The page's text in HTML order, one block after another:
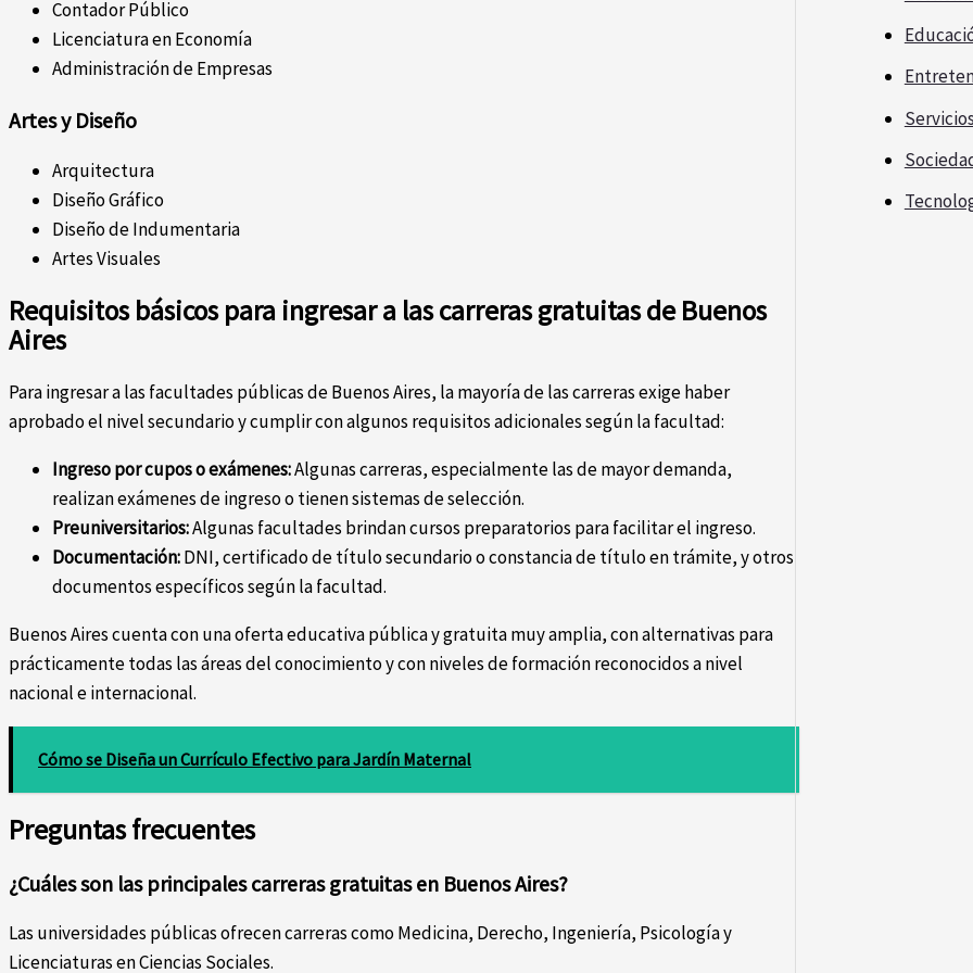
Contador Público
Licenciatura en Economía
Administración de Empresas
Artes y Diseño
Arquitectura
Diseño Gráfico
Diseño de Indumentaria
Artes Visuales
Requisitos básicos para ingresar a las carreras gratuitas de Buenos
Aires
Para ingresar a las facultades públicas de Buenos Aires, la mayoría de las carreras exige haber
aprobado el nivel secundario y cumplir con algunos requisitos adicionales según la facultad:
Ingreso por cupos o exámenes:Algunas carreras, especialmente las de mayor demanda,
realizan exámenes de ingreso o tienen sistemas de selección.
Preuniversitarios:Algunas facultades brindan cursos preparatorios para facilitar el ingreso.
Documentación:DNI, certificado de título secundario o constancia de título en trámite, y otros
documentos específicos según la facultad.
Buenos Aires cuenta con una oferta educativa pública y gratuita muy amplia, con alternativas para
prácticamente todas las áreas del conocimiento y con niveles de formación reconocidos a nivel
nacional e internacional.
Cómo se Diseña un Currículo Efectivo para Jardín Maternal
Preguntas frecuentes
¿Cuáles son las principales carreras gratuitas en Buenos Aires?
Las universidades públicas ofrecen carreras como Medicina, Derecho, Ingeniería, Psicología y
Licenciaturas en Ciencias Sociales.
Servicios